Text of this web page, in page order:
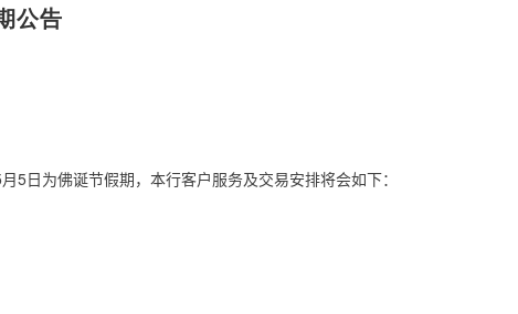
公告
月 5 日为佛诞节假期，本行客户服务及交易安排将会如下：